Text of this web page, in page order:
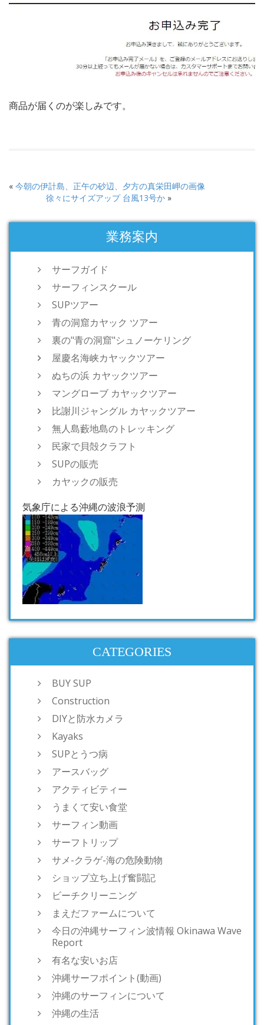
商品が届くのが楽しみです。
« 今朝の伊計島、正午の砂辺、夕方の真栄田岬の画像
徐々にサイズアップ 台風13号か»
業務案内
サーフガイド
サーフィンスクール
SUPツアー
青の洞窟カヤック ツアー
裏の"青の洞窟"シュノーケリング
屋慶名海峡カヤックツアー
ぬちの浜 カヤックツアー
マングローブ カヤックツアー
比謝川ジャングル カヤックツアー
無人島藪地島のトレッキング
民家で貝殻クラフト
SUPの販売
カヤックの販売
気象庁による沖縄の波浪予測
CATEGORIES
BUY SUP
Construction
DIYと防水カメラ
Kayaks
SUPとうつ病
アースバッグ
アクティビティー
うまくて安い食堂
サーフィン動画
サーフトリップ
サメ-クラゲ-海の危険動物
ショップ立ち上げ奮闘記
ビーチクリーニング
まえだファームについて
今日の沖縄サーフィン波情報 Okinawa Wave
Report
有名な安いお店
沖縄サーフポイント(動画)
沖縄のサーフィンについて
沖縄の生活